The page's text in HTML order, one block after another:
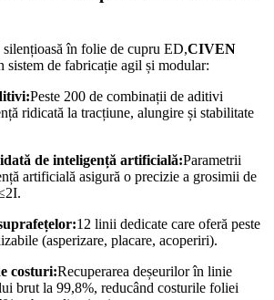
silențioasă în folie de cupru ED,CIVEN
sistem de fabricație agil și modular:
Peste 200 de combinații de aditivi
ridicată la tracțiune, alungire și stabilitate
de inteligență artificială:Parametrii
artificială asigură o precizie a grosimii de
12 linii dedicate care oferă peste
(asperizare, placare, acoperiri).
costuri:Recuperarea deșeurilor în linie
brut la 99,8%, reducând costurile foliei